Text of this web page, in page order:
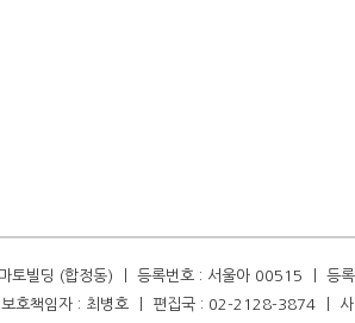
토빌딩 (합정동) ㅣ 등록번호 : 서울아 00515 ㅣ 등
보호책임자 : 최병호 ㅣ 편집국 : 02-2128-3874 ㅣ